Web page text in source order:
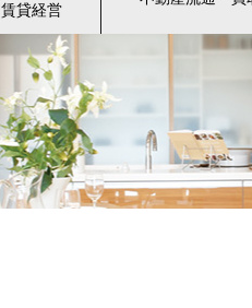
賃貸経営